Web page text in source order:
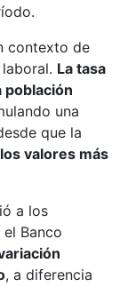
contexto de
La tasa
población
una
que la
valores más
a los
Banco
, a diferencia